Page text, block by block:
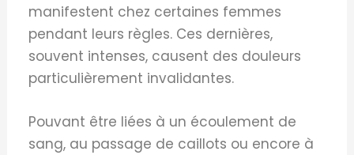
manifestent chez certaines femmes
pendant leurs règles. Ces dernières,
souvent intenses, causent des douleurs
particulièrement invalidantes.
Pouvant être liées à un écoulement de
sang, au passage de caillots ou encore à